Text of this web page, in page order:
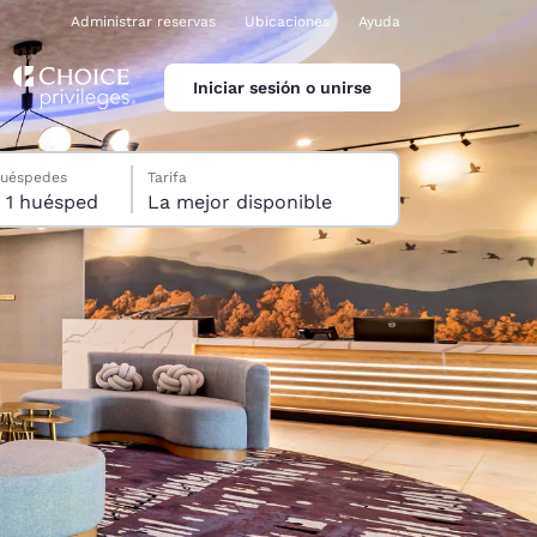
Administrar reservas Ubicaciones Ayuda
Iniciar sesión o unirse
1 habitación, 1 huésped
Tarifa
La mejor disponible